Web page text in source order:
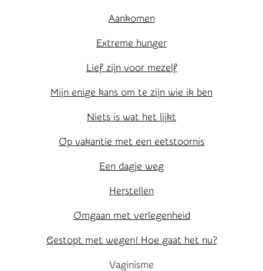
Aankomen
Extreme hunger
Lief zijn voor mezelf
Mijn enige kans om te zijn wie ik ben
Niets is wat het lijkt
Op vakantie met een eetstoornis
Een dagje weg
Herstellen
Omgaan met verlegenheid
Gestopt met wegen! Hoe gaat het nu?
Vaginisme